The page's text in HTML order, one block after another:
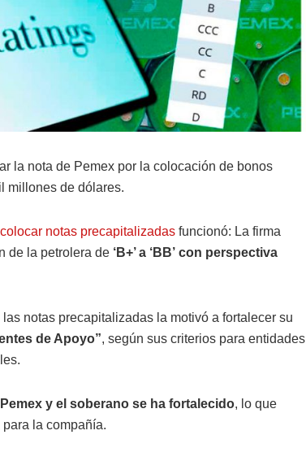
la nota de Pemex por la colocación de bonos
millones de dólares.
notas precapitalizadas funcionó: La firma
de la petrolera de ‘B+’ a ‘BB’ con perspectiva
notas precapitalizadas la motivó a fortalecer su
de Apoyo”, según sus criterios para entidades
y el soberano se ha fortalecido, lo que
la compañía.